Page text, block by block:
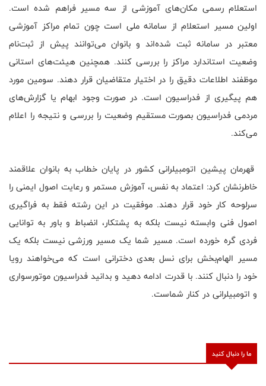
استعلام رسمی مکان‌های آموزشی از سه مسیر فراهم شده است.
اولین مسیر استعلام از سامانه ملی است چون تمام مراکز آموزشی
معتبر در سامانه ثبت شده‌اند و بانوان می‌توانند پیش از ثبت‌نام
وضعیت استاندارد مراکز را بررسی کنند. همچنین هیئت‌های استانی
موظفند اطلاعات دقیق را در اختیار متقاضیان قرار دهند. سومین مورد
هم پیگیری از فدراسیون است. در صورت وجود ابهام یا گزارش‌های
مردمی فدراسیون بصورت مستقیم وضعیت را بررسی و نتیجه را اعلام
می‌کند.
قهرمان پیشین اتومبیلرانی کشور در پایان خطاب به بانوان علاقمند
خاطرنشان کرد: اعتماد به نفس، آموزش مستمر و رعایت اصول ایمنی را
سرلوحه کار خود قرار دهند. موفقیت در این رشته فقط به فراگیری
اصول فنی وابسته نیست بلکه به پشتکار، انضباط و باور به توانایی
فردی گره خورده است. مسیر شما یک مسیر ورزشی نیست بلکه یک
مسیر الهام‌بخش برای نسل بعدی دخترانی است که می‌خواهند رویا
خود را دنبال کنند. با قدرت ادامه دهید و بدانید فدراسیون موتورسواری
و اتومبیلرانی در کنار شماست.
ما را دنبال کنید